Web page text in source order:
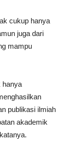
cukup hanya
juga dari
mampu
hanya
publikasi ilmiah
akademik